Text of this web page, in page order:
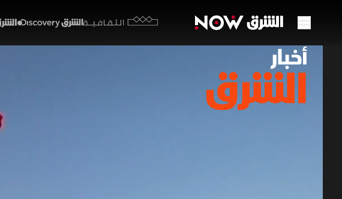
الثقافية
أمنيا إقليميا
تتواصل التطورات
وفي لبنان، تتواصل